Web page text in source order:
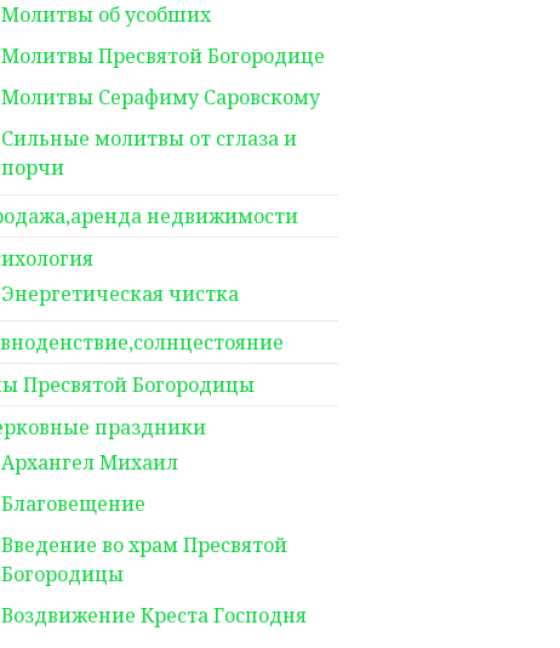
Молитвы об усобших
Молитвы Пресвятой Богородице
Молитвы Серафиму Саровскому
Сильные молитвы от сглаза и
порчи
недвижимости
Энергетическая чистка
Пресвятой Богородицы
праздники
Архангел Михаил
Благовещение
Введение во храм Пресвятой
Богородицы
Воздвижение Креста Господня